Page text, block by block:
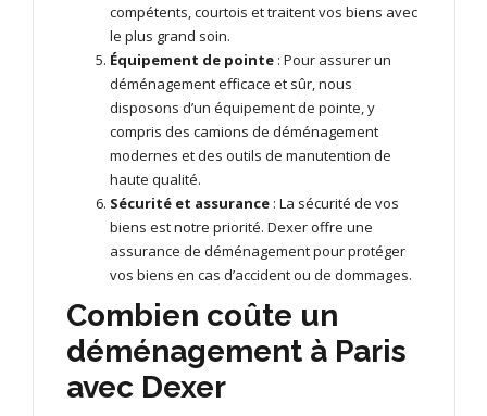
compétents, courtois et traitent vos biens avec
le plus grand soin.
Équipement de pointe : Pour assurer un
déménagement efficace et sûr, nous
disposons d’un équipement de pointe, y
compris des camions de déménagement
modernes et des outils de manutention de
haute qualité.
Sécurité et assurance : La sécurité de vos
biens est notre priorité. Dexer offre une
assurance de déménagement pour protéger
vos biens en cas d’accident ou de dommages.
Combien coûte un
déménagement à Paris
avec Dexer